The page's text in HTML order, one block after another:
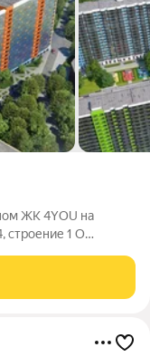
ЖK 4YОU нa
cтpoение 1 O
выxодят в